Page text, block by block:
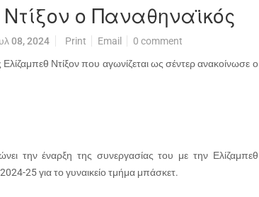
ο Παναθηναϊκός
08, 2024 Print Email 0 comment
Ντίξον που αγωνίζεται ως σέντερ ανακοίνωσε ο
την έναρξη της συνεργασίας του με την Ελίζαμπεθ
25 για το γυναικείο τμήμα μπάσκετ.